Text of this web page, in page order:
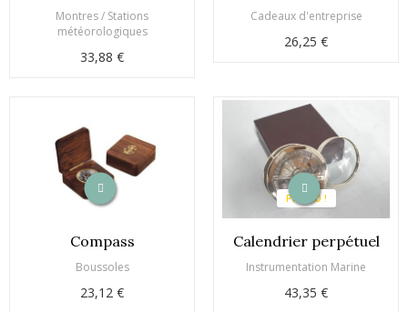
Montres / Stations
météorologiques
33,88 €
Cadeaux d'entreprise
26,25 €
Compass
Boussoles
23,12 €
PROMO !
Calendrier perpétuel
Instrumentation Marine
43,35 €